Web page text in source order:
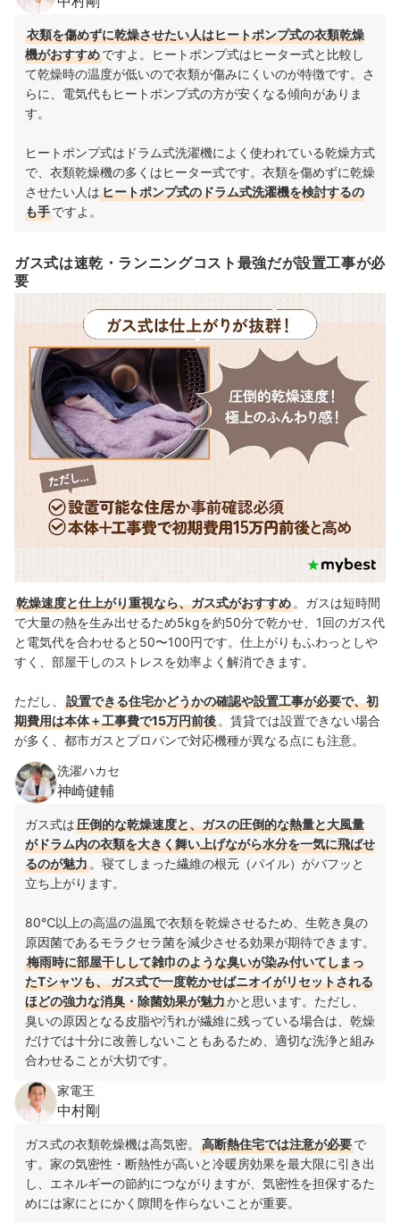
衣類を傷めずに乾燥させたい人はヒートポンプ式の衣類乾燥
機がおすすめですよ。ヒートポンプ式はヒーター式と比較し
て乾燥時の温度が低いので衣類が傷みにくいのが特徴です。さ
らに、電気代もヒートポンプ式の方が安くなる傾向がありま
す。
ヒートポンプ式はドラム式洗濯機によく使われている乾燥方式
で、衣類乾燥機の多くはヒーター式です。衣類を傷めずに乾燥
させたい人はヒートポンプ式のドラム式洗濯機を検討するの
も手ですよ。
ガス式は速乾・ランニングコスト最強だが設置工事が必
要
乾燥速度と仕上がり重視なら、ガス式がおすすめ 。ガスは短時間
で大量の熱を生み出せるため5kgを約50分で乾かせ、1回のガス代
と電気代を合わせると50〜100円です。仕上がりもふわっとしや
すく、部屋干しのストレスを効率よく解消できます。
ただし、
設置できる住宅かどうかの確認や設置工事が必要で、初
期費用は本体＋工事費で15万円前後 。賃貸では設置できない場合
が多く、都市ガスとプロパンで対応機種が異なる点にも注意。
洗濯ハカセ
神崎健輔
ガス式は圧倒的な乾燥速度と、ガスの圧倒的な熱量と大風量
がドラム内の衣類を大きく舞い上げながら水分を一気に飛ばせ
るのが魅力 。寝てしまった繊維の根元（パイル）がバフッと
立ち上がります。
80℃以上の高温の温風で衣類を乾燥させるため、生乾き臭の
原因菌であるモラクセラ菌を減少させる効果が期待できます。
梅雨時に部屋干しして雑巾のような臭いが染み付いてしまっ
たTシャツも、 ガス式で一度乾かせばニオイがリセットされる
ほどの強力な消臭・除菌効果が魅力かと思います。ただし、
臭いの原因となる皮脂や汚れが繊維に残っている場合は、乾燥
だけでは十分に改善しないこともあるため、適切な洗浄と組み
合わせることが大切です。
家電王
中村剛
ガス式の衣類乾燥機は高気密。 高断熱住宅では注意が必要で
す。家の気密性・断熱性が高いと冷暖房効果を最大限に引き出
し、エネルギーの節約につながりますが、気密性を担保するた
めには家にとにかく隙間を作らないことが重要。